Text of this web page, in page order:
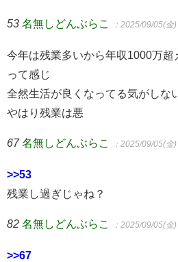
53 名無しどんぶらこ ：2025/09/05(金
今年は残業多いから年収1000万
って感じ
全然生活が良くなってる気がしな
やはり残業は悪
67 名無しどんぶらこ ：2025/09/05(金
>>53
残業し過ぎじゃね？
82 名無しどんぶらこ ：2025/09/05(金
>>67